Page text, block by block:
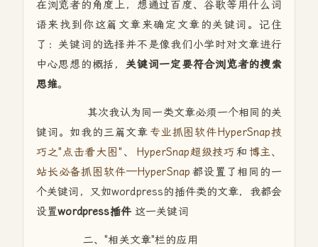
在浏览者的角度上，想通过百度、谷歌等用什么词
语来找到你这篇文章来确定文章的关键词。记住
了：关键词的选择并不是像我们小学时对文章进行
中心思想的概括， 关键词一定要符合浏览者的搜索
思维。
其次我认为同一类文章必须一个相同的关
键词。如我的三篇文章 专业抓图软件HyperSnap技
巧之"点击看大图" 、 HyperSnap超级技巧和 博主、
站长必备抓图软件—HyperSnap 都设置了相同的一
个关键词，又如wordpress的插件类的文章，我都会
设置wordpress插件这一关键词
二、"相关文章"栏的应用